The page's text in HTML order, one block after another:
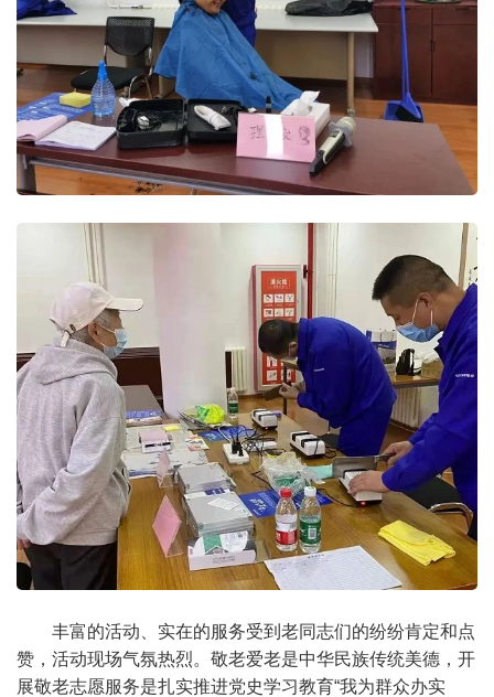
丰富的活动、实在的服务受到老同志们的纷纷肯定和点
赞，活动现场气氛热烈。敬老爱老是中华民族传统美德，开
展敬老志愿服务是扎实推进党史学习教育“我为群众办实